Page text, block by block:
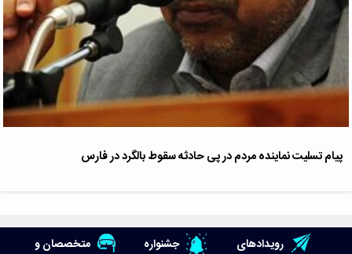
پیام تسلیت نماینده مردم در پی حادثه سقوط بالگرد در فارس
رویدادهای جشنواره متخصصان و